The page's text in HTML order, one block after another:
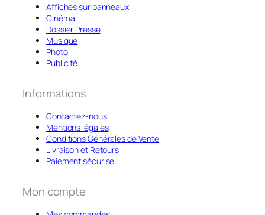
Affiches sur panneaux
Cinéma
Dossier Presse
Musique
Photo
Publicité
Informations
Contactez-nous
Mentions légales
Conditions Générales de Vente
Livraison et Retours
Paiement sécurisé
Mon compte